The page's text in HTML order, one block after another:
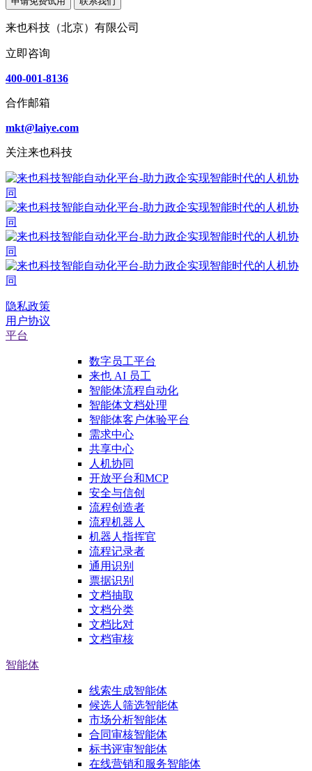
来也科技（北京）有限公司
立即咨询
400-001-8136
合作邮箱
mkt@laiye.com
关注来也科技
隐私政策
用户协议
平台
数字员工平台
来也 AI 员工
智能体流程自动化
智能体文档处理
智能体客户体验平台
需求中心
共享中心
人机协同
开放平台和MCP
安全与信创
流程创造者
流程机器人
机器人指挥官
流程记录者
通用识别
票据识别
文档抽取
文档分类
文档比对
文档审核
智能体
线索生成智能体
候选人筛选智能体
市场分析智能体
合同审核智能体
标书评审智能体
在线营销和服务智能体